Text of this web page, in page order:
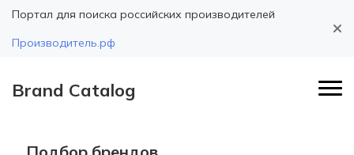
Портал для поиска российских производителей
Производитель.рф
Brand Catalog